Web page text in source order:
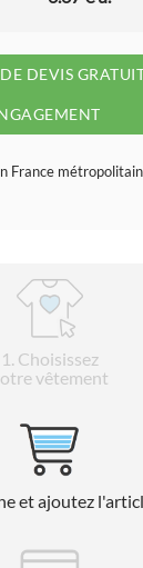
DEVIS
France
1 . Choisissez
vêtement
et ajoutez